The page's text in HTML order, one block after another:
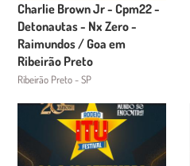
Charlie Brown Jr - Cpm22 -
Detonautas - Nx Zero -
Raimundos / Goa em
Ribeirão Preto
Ribeirão Preto - SP